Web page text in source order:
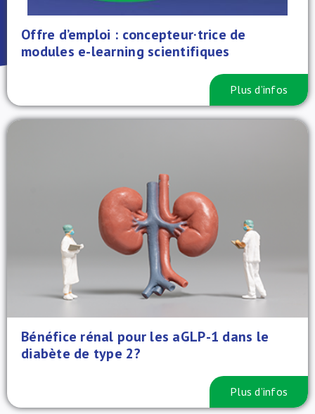
À propos de nous
Offre d’emploi : concepteur·trice de
modules e-learning scientifiques
Plus d’infos
Bénéfice rénal pour les aGLP-1 dans le
diabète de type 2?
Plus d’infos